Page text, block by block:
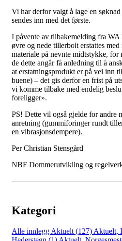
Vi har derfor valgt å lage en
sendes inn med det første.
I påvente av tilbakemelding fra
øvre og nede tillerbolt erstattes
materiale på nevnte midtstykke,
de dette angår få anledning til å
at erstatningsprodukt er på vei inn
buene) – det gis derfor en frist på
vi komme tilbake med endelig
foreligger».
PS! Dette vil også gjelde for andre
anretning (gummiforinger rundt
en vibrasjonsdempere).
Per Christian Stensgård
NBF Dommerutvikling og
Kategori
Alle innlegg Aktuelt (127) Aktuelt,